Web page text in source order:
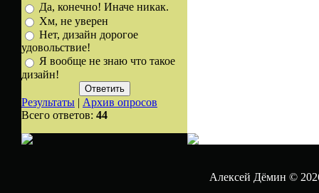
Да, конечно! Иначе никак.
Хм, не уверен
Нет, дизайн дорогое
удовольствие!
Я вообще не знаю что такое
дизайн!
Результаты | Архив опросов
Всего ответов: 44
Алексей Дёмин ©